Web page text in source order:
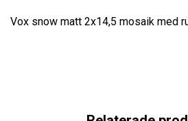
Vox snow matt 2x14,5 mosaik med